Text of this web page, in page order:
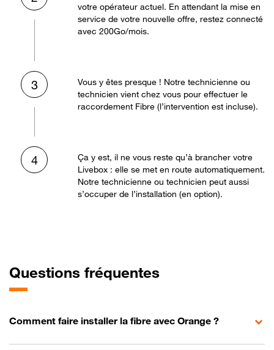
votre opérateur actuel. En attendant la mise en
service de votre nouvelle offre, restez connecté
avec 200Go/mois.
3
Vous y êtes presque ! Notre technicienne ou
technicien vient chez vous pour effectuer le
raccordement Fibre (l’intervention est incluse).
4
Ça y est, il ne vous reste qu’à brancher votre
Livebox : elle se met en route automatiquement.
Notre technicienne ou technicien peut aussi
s’occuper de l’installation (en option).
Questions fréquentes
Comment faire installer la fibre avec Orange ?